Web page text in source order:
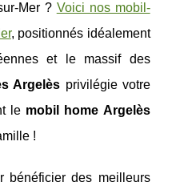
Mer ? Voici nos mobil-
, positionnés idéalement
et le massif des
Argelès privilégie votre
le mobil home Argelès
!
bénéficier des meilleurs